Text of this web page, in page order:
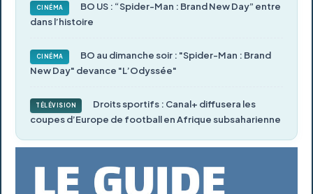
CINÉMA
BO US : “Spider-Man : Brand New Day” entre
dans l’histoire
CINÉMA
BO au dimanche soir : "Spider-Man : Brand
New Day" devance "L’Odyssée"
TÉLÉVISION
Droits sportifs : Canal+ diffusera les
coupes d’Europe de football en Afrique subsaharienne